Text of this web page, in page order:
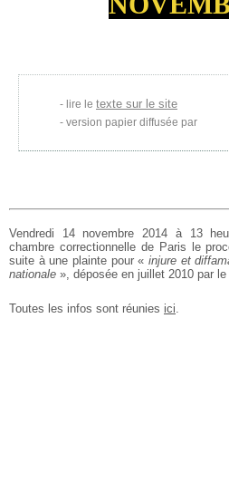
lire le texte sur le site
version papier diffusée par
Vendredi 14 novembre 2014 à 13
chambre correctionnelle de Paris le
suite à une plainte pour « injure et
nationale », déposée en juillet 2010 par le
Toutes les infos sont réunies ici.